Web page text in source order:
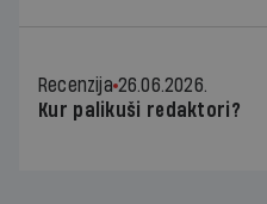
Recenzija 26.06.2026.
Kur palikuši redaktori?